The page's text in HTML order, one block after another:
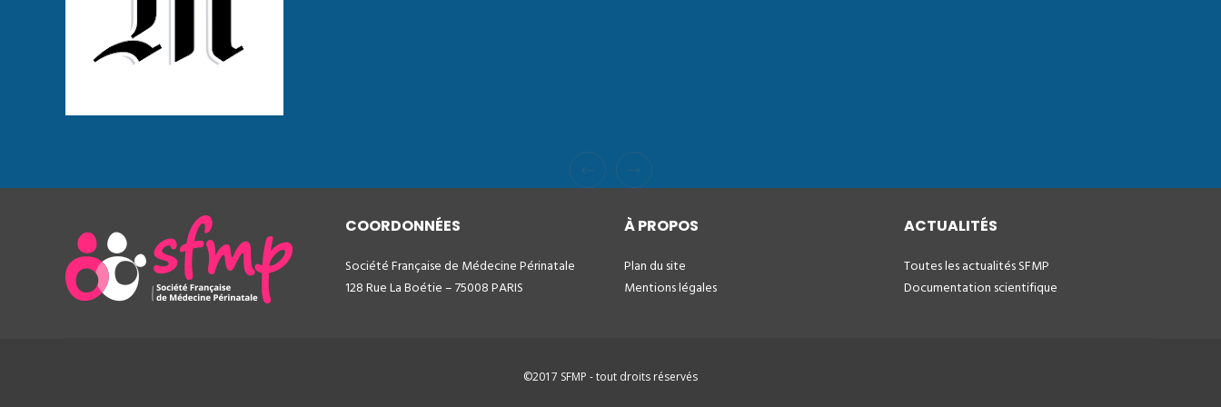
COORDONNÉES
Société Française de Médecine Périnatale
128 Rue La Boétie – 75008 PARIS
À PROPOS
Plan du site
Mentions légales
ACTUALITÉS
Toutes les actualités SFMP
Documentation scientifique
©2017 SFMP - tout droits réservés